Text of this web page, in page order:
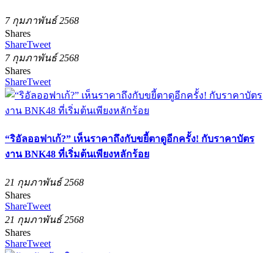
7 กุมภาพันธ์ 2568
Shares
ShareTweet
7 กุมภาพันธ์ 2568
Shares
ShareTweet
“ริอัลออฟาเก้?” เห็นราคาถึงกับขยี้ตาดูอีกครั้ง! กับราคาบัตร
งาน BNK48 ที่เริ่มต้นเพียงหลักร้อย
21 กุมภาพันธ์ 2568
Shares
ShareTweet
21 กุมภาพันธ์ 2568
Shares
ShareTweet